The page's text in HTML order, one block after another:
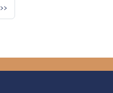
Następna strona
››